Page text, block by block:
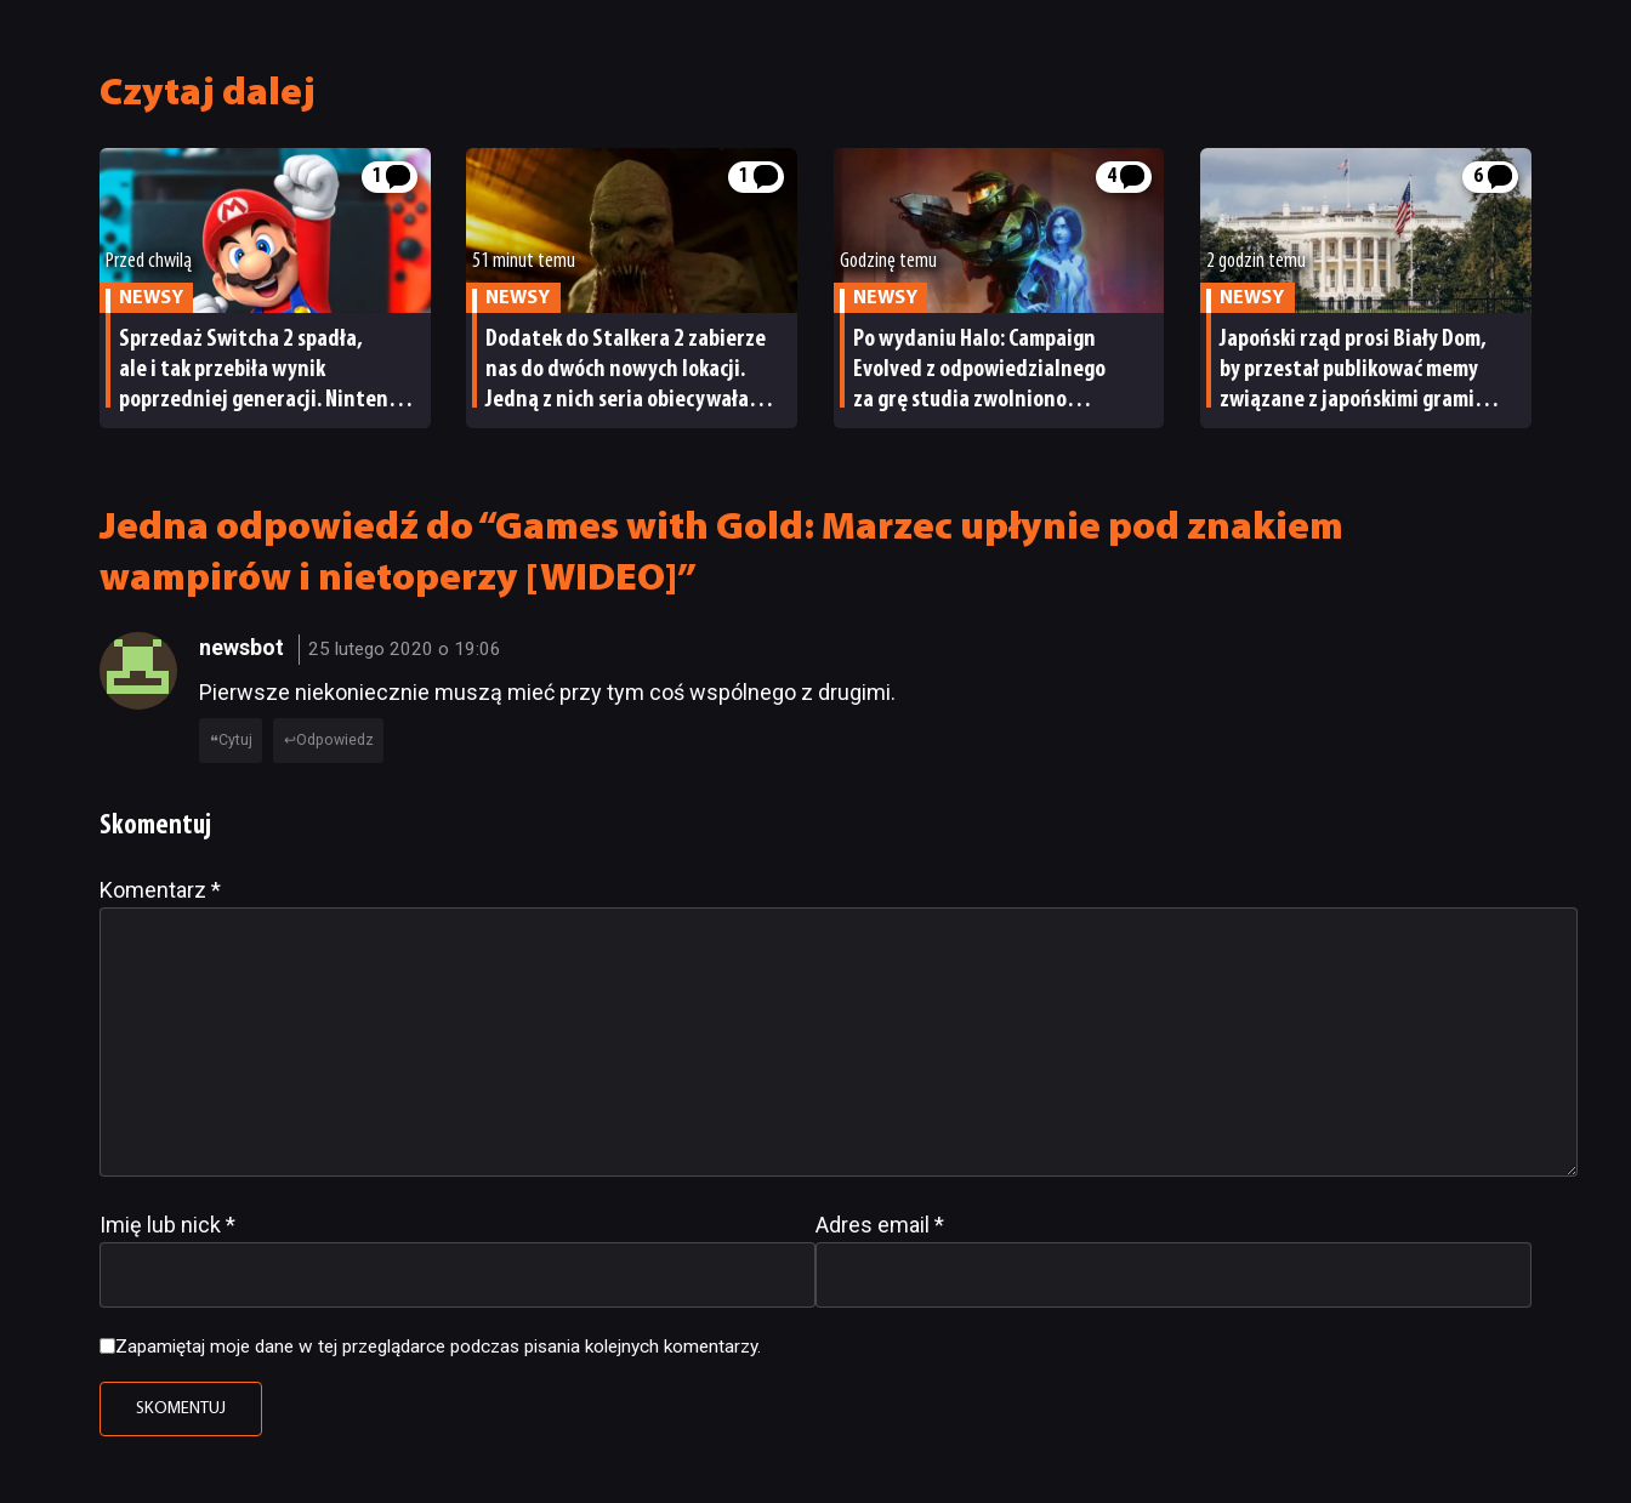
Czytaj dalej
1
Przed chwilą
NEWSY
Sprzedaż Switcha 2 spadła,
ale i tak przebiła wynik
poprzedniej generacji. Nintendo
1
51 minut temu
NEWSY
Dodatek do Stalkera 2 zabierze
nas do dwóch nowych lokacji.
Jedną z nich seria obiecywała
4
Godzinę temu
NEWSY
Po wydaniu Halo: Campaign
Evolved z odpowiedzialnego
za grę studia zwolniono
6
2 godzin temu
NEWSY
Japoński rząd prosi Biały Dom,
by przestał publikować memy
związane z japońskimi grami
Jedna odpowiedź do “Games with Gold: Marzec upłynie pod znakiem
wampirów i nietoperzy [WIDEO]”
newsbot 25 lutego 2020 o 19:06
Pierwsze niekoniecznie muszą mieć przy tym coś wspólnego z drugimi.
Cytuj Odpowiedz
Skomentuj
Komentarz *
Imię lub nick* Adres email *
Zapamiętaj moje dane w tej przeglądarce podczas pisania kolejnych komentarzy.
Alternative: